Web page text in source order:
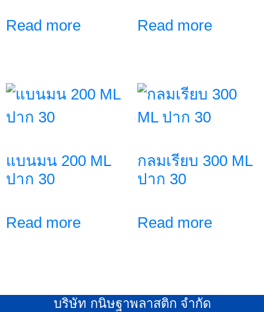
Read more Read more
แบนมน 200 ML
ปาก 30
Read more
กลมเรียบ 300 ML
ปาก 30
Read more
บริษัท กนิษฐาพลาสติก จำกัด